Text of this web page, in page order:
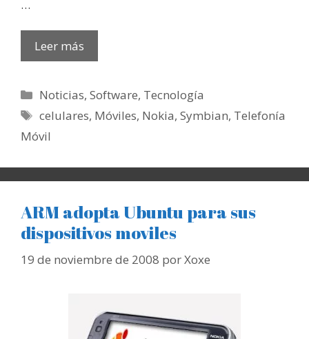
…
Leer más
Categorías
Noticias,Software, Tecnología
Etiquetas
celulares, Móviles, Nokia,Symbian, Telefonía
Móvil
ARM adopta Ubuntu para sus
dispositivos moviles
19 de noviembre de 2008 porXoxe